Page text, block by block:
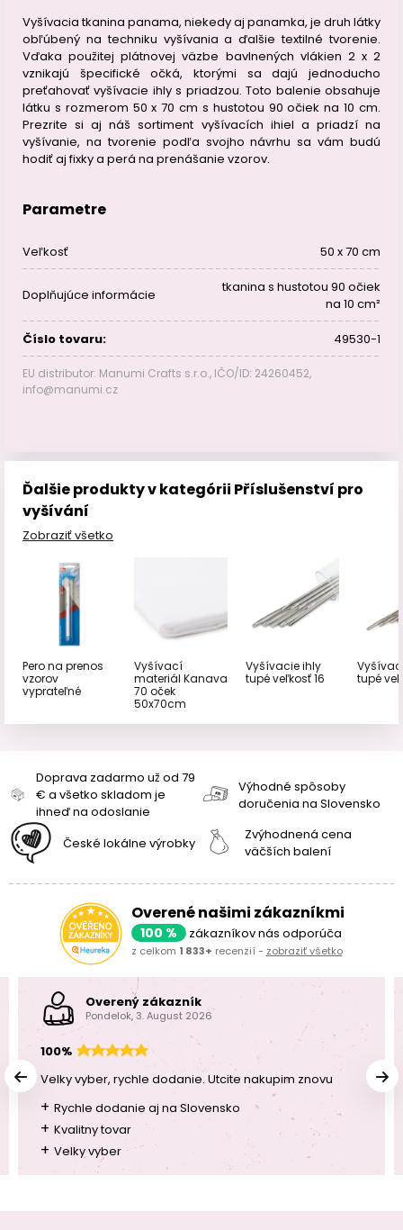
Vyšívacia tkanina panama, niekedy aj panamka, je druh látky
obľúbený na techniku vyšívania a ďalšie textilné tvorenie.
Vďaka použitej plátnovej väzbe bavlnených vlákien 2 x 2
vznikajú špecifické očká, ktorými sa dajú jednoducho
preťahovať vyšívacie ihly s priadzou. Toto balenie obsahuje
látku s rozmerom 50 x 70 cm s hustotou 90 očiek na 10 cm.
Prezrite si aj náš sortiment vyšívacích ihiel a priadzí na
vyšívanie, na tvorenie podľa svojho návrhu sa vám budú
hodiť aj fixky a perá na prenášanie vzorov.
Parametre
Veľkosť 50 x 70 cm
Doplňujúce informácie
tkanina s hustotou 90 očiek
na 10 cm²
Číslo tovaru: 49530-1
EU distributor: Manumi Crafts s.r.o., IČO/ID: 24260452,
info@manumi.cz
Ďalšie produkty v kategórii Příslušenství pro
vyšívání
Zobraziť všetko
Pero na prenos
vzorov
vyprateľné
Vyšívací
materiál Kanava
70 oček
50x70cm
Vyšívacie ihly
tupé veľkosť 16
tupé
Doprava zadarmo už od 79
€ a všetko skladom je
ihneď na odoslanie
Výhodné spôsoby
doručenia na Slovensko
České lokálne výrobky
Zvýhodnená cena
väčších balení
Overené našimi zákazníkmi
100 % zákazníkov nás odporúča
z celkom 1 833+ recenzií - zobraziť všetko
Overený zákazník
Pondelok, 3. August 2026
100%
Velky vyber, rychle dodanie. Utcite nakupim znovu
+ Rychle dodanie aj na Slovensko
+ Kvalitny tovar
+ Velky vyber